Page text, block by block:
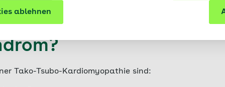
ablehnen
sprechen für
Tako-Tsubo-Kardiomyopathie sind: